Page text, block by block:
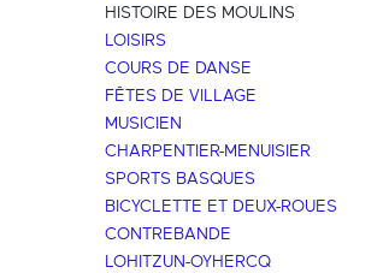
HISTOIRE DES MOULINS
LOISIRS
COURS DE DANSE
FÊTES DE VILLAGE
MUSICIEN
CHARPENTIER-MENUISIER
SPORTS BASQUES
BICYCLETTE ET DEUX-ROUES
CONTREBANDE
LOHITZUN-OYHERCQ